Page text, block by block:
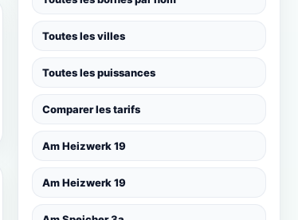
Toutes les villes
Toutes les puissances
Comparer les tarifs
Am Heizwerk 19
Am Heizwerk 19